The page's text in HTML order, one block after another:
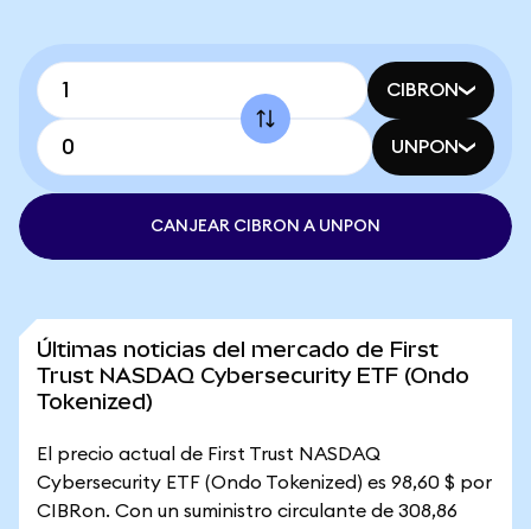
CIBRON
UNPON
CANJEAR CIBRON A UNPON
Últimas noticias del mercado de First
Trust NASDAQ Cybersecurity ETF (Ondo
Tokenized)
El precio actual de First Trust NASDAQ
Cybersecurity ETF (Ondo Tokenized) es 98,60 $ por
CIBRon. Con un suministro circulante de 308,86